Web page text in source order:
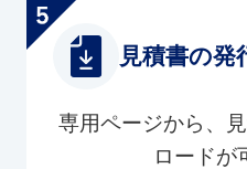
見積書の発
専用ページから、
ロードが